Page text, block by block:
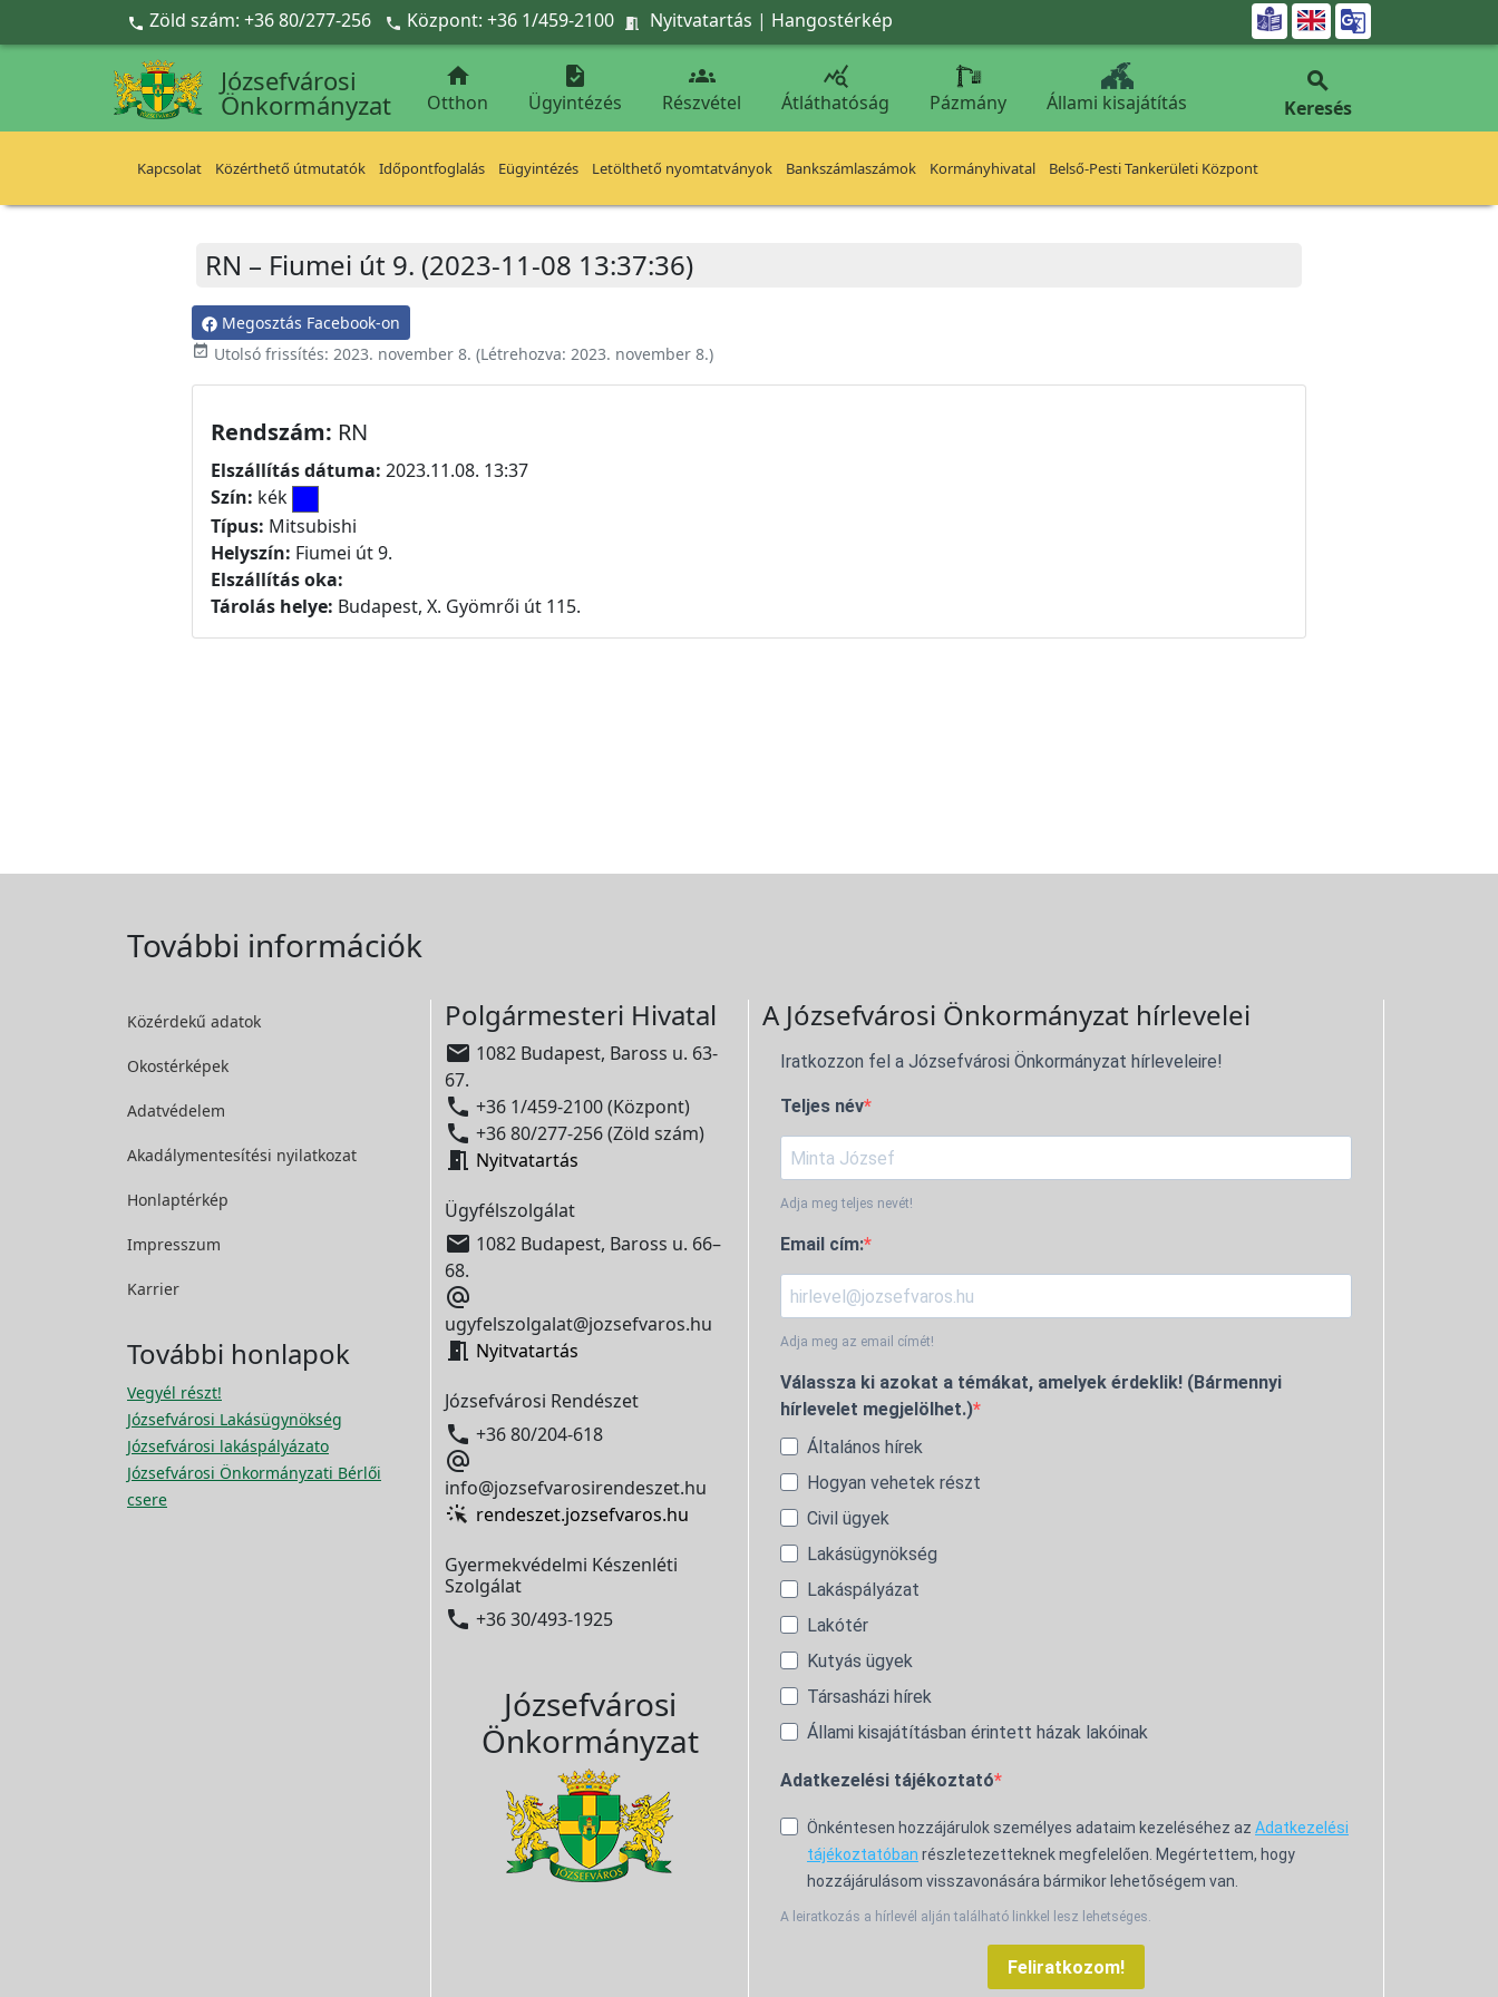
Ugrás a fő tartalomra
 Zöld szám: +36 80/277-256  Központ: +36 1/459-2100  Nyitvatartás | Hangostérkép 
Józsefvárosi
Önkormányzat

Otthon

Ügyintézés

Részvétel

Átláthatóság Pázmány Állami kisajátítás

Keresés
Kapcsolat Közérthető útmutatók Időpontfoglalás Eügyintézés Letölthető nyomtatványok Bankszámlaszámok Kormányhivatal Belső-Pesti Tankerületi Központ
RN – Fiumei út 9. (2023-11-08 13:37:36)
Megosztás Facebook-on
event_available Utolsó frissítés: 2023. november 8. (Létrehozva: 2023. november 8.)
Rendszám: RN
Elszállítás dátuma: 2023.11.08. 13:37
Szín: kék
Típus: Mitsubishi
Helyszín: Fiumei út 9.
Elszállítás oka:
Tárolás helye: Budapest, X. Gyömrői út 115.
További információk
Közérdekű adatok
Okostérképek
Adatvédelem
Akadálymentesítési nyilatkozat
Honlaptérkép
Impresszum
Karrier
További honlapok
Vegyél részt!
Józsefvárosi Lakásügynökség
Józsefvárosi lakáspályázato
Józsefvárosi Önkormányzati Bérlői
csere
Polgármesteri Hivatal
 1082 Budapest, Baross u. 63-
67.
 +36 1/459-2100 (Központ)
 +36 80/277-256 (Zöld szám)
 Nyitvatartás
Ügyfélszolgálat
 1082 Budapest, Baross u. 66–
68.

ugyfelszolgalat@jozsefvaros.hu
 Nyitvatartás
Józsefvárosi Rendészet
 +36 80/204-618

info@jozsefvarosirendeszet.hu
rendeszet.jozsefvaros.hu
Gyermekvédelmi Készenléti
Szolgálat
 +36 30/493-1925
Józsefvárosi
Önkormányzat
A Józsefvárosi Önkormányzat hírlevelei
Iratkozzon fel a Józsefvárosi Önkormányzat hírleveleire!
Teljes név
Adja meg teljes nevét!
Email cím:
Adja meg az email címét!
Válassza ki azokat a témákat, amelyek érdeklik! (Bármennyi
hírlevelet megjelölhet.)
Általános hírek
Hogyan vehetek részt
Civil ügyek
Lakásügynökség
Lakáspályázat
Lakótér
Kutyás ügyek
Társasházi hírek
Állami kisajátításban érintett házak lakóinak
Adatkezelési tájékoztató
Önkéntesen hozzájárulok személyes adataim kezeléséhez az Adatkezelési
tájékoztatóban részletezetteknek megfelelően. Megértettem, hogy
hozzájárulásom visszavonására bármikor lehetőségem van.
A leiratkozás a hírlevél alján található linkkel lesz lehetséges.
Feliratkozom!